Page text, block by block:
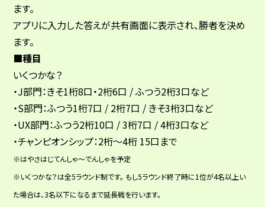
ます。
アプリに入力した答えが共有画面に表示され、勝者を決め
ます。
■種目
いくつかな？
・J部門：きそ1桁8口・2桁6口 / ふつう2桁3口など
・S部門：ふつう1桁7口 / 2桁7口 / きそ3桁3口など
・UX部門：ふつう2桁10口 / 3桁7口 / 4桁3口など
・チャンピオンシップ：2桁〜4桁 15口まで
※はやさはじてんしゃ〜でんしゃを予定
※いくつかな？は全5ラウンド制です。 もし5ラウンド終了時に1位が4名以上い
た場合は、3名以下になるまで延長戦を行います。